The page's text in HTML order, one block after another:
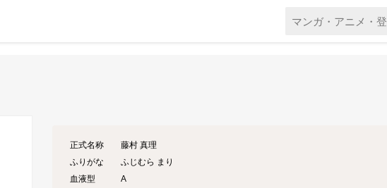
正式名称
藤村 真理
ふりがな
ふじむら まり
血液型
A